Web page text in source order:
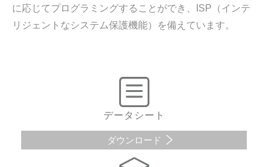
に応じてプログラミングすることができ、ISP（インテ
リジェントなシステム保護機能）を備えています。
データシート
ダウンロード